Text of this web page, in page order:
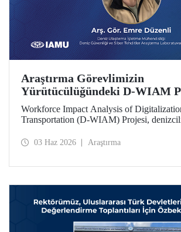
Araştırma Görevlimizin
Yürütücülüğündeki D-WIAM
IAMU Desteği
Workforce Impact Analysis of
Transportation (D-WIAM) Projesi,
Uluslararası Denizcilik Üniversiteleri
araştırmacısı Emre Düzenli yürütecek.
03 Haz 2026 Araştırma